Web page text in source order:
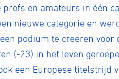
en amateurs in één
nieuwe categorie en
podium te creëren
(-23) in het leven
een Europese titelstrijd